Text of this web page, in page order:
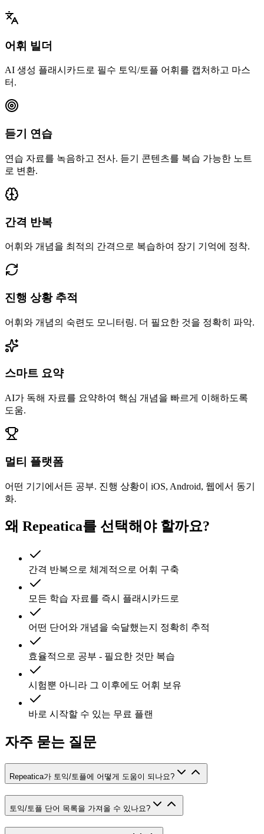
어휘 빌더
AI 생성 플래시카드로 필수 토익/토플 어휘를 캡처하고 마스
터.
듣기 연습
연습 자료를 녹음하고 전사. 듣기 콘텐츠를 복습 가능한 노트
로 변환.
간격 반복
어휘와 개념을 최적의 간격으로 복습하여 장기 기억에 정착.
진행 상황 추적
어휘와 개념의 숙련도 모니터링. 더 필요한 것을 정확히 파악.
스마트 요약
AI가 독해 자료를 요약하여 핵심 개념을 빠르게 이해하도록
도움.
멀티 플랫폼
어떤 기기에서든 공부. 진행 상황이 iOS, Android, 웹에서 동기
화.
왜 Repeatica를 선택해야 할까요?
간격 반복으로 체계적으로 어휘 구축
모든 학습 자료를 즉시 플래시카드로
어떤 단어와 개념을 숙달했는지 정확히 추적
효율적으로 공부 - 필요한 것만 복습
시험뿐 아니라 그 이후에도 어휘 보유
바로 시작할 수 있는 무료 플랜
자주 묻는 질문
Repeatica가 토익/토플에 어떻게 도움이 되나요?
토익/토플 단어 목록을 가져올 수 있나요?